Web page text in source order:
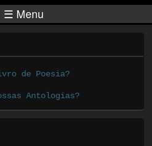
☰ Menu
de Poesia?
Antologias?